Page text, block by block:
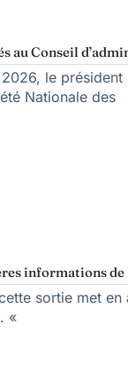
au Conseil
le
Nationale des
informations de
sortie met
«